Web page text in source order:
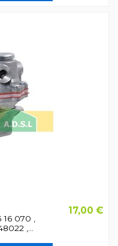
16 070 ,
,...
17,00 €